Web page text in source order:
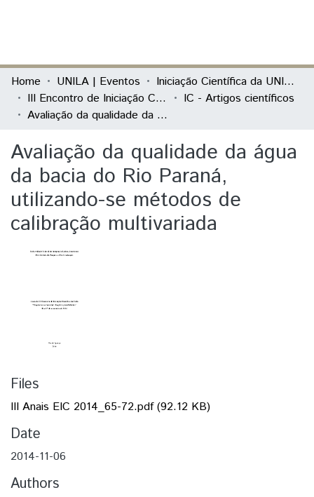
Communities & Collections
All of DSpace
Home UNILA | Eventos
Iniciação Científica da UNILA (IC)
III Encontro de Iniciação Científica da Unila “Pesquisa no século XXI: desafios e possibilidades”
IC - Artigos científicos
Avaliação da qualidade da água da bacia do Rio Paraná, utilizando-se métodos de calibração multivariada
Avaliação da qualidade da água
da bacia do Rio Paraná,
utilizando-se métodos de
calibração multivariada
Files
III Anais EIC 2014_65-72.pdf(92.12 KB)
Date
2014-11-06
Authors